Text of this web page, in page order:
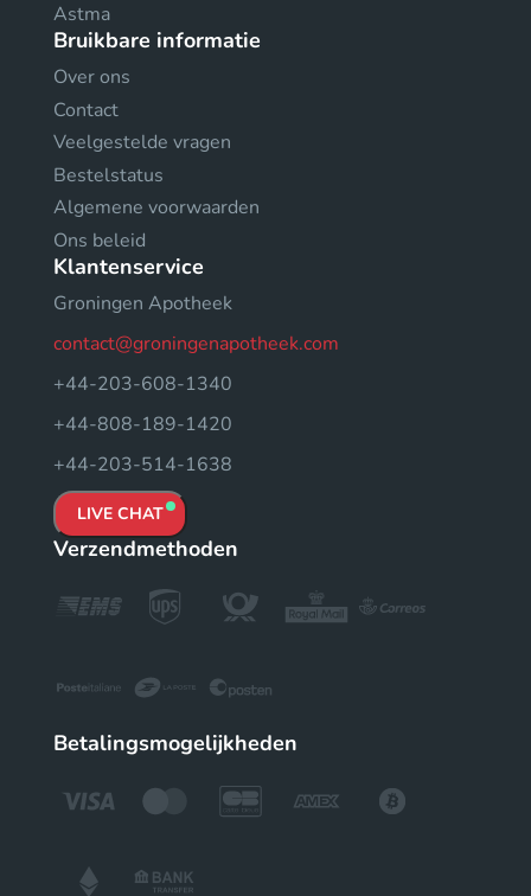
Astma
Bruikbare informatie
Over ons
Contact
Veelgestelde vragen
Bestelstatus
Algemene voorwaarden
Ons beleid
Klantenservice
Groningen Apotheek
contact@groningenapotheek.com
+44-203-608-1340
+44-808-189-1420
+44-203-514-1638
LIVE CHAT
Verzendmethoden
Betalingsmogelijkheden